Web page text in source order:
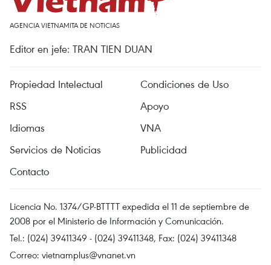
AGENCIA VIETNAMITA DE NOTICIAS
Editor en jefe: TRAN TIEN DUAN
Propiedad Intelectual
Condiciones de Uso
RSS
Apoyo
Idiomas
VNA
Servicios de Noticias
Publicidad
Contacto
Licencia No. 1374/GP-BTTTT expedida el 11 de septiembre de
2008 por el Ministerio de Información y Comunicación.
Tel.: (024) 39411349 - (024) 39411348, Fax: (024) 39411348
Correo: vietnamplus@vnanet.vn